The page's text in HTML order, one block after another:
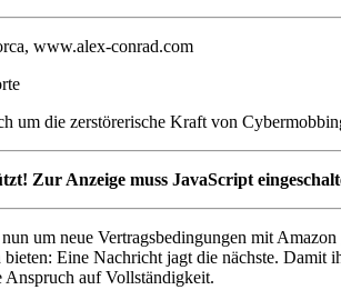
www.alex-conrad.com
um die zerstörerische Kraft von
Zur Anzeige muss JavaScript
um neue Vertragsbedingungen mit
Eine Nachricht jagt die nächste.
Anspruch auf Vollständigkeit.